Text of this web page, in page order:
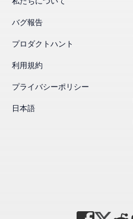
バグ報告
プロダクトハント
利用規約
プライバシーポリシー
日本語